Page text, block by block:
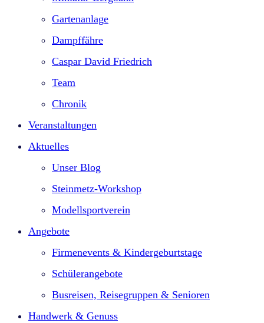
Gartenanlage
Dampffähre
Caspar David Friedrich
Team
Chronik
Veranstaltungen
Aktuelles
Unser Blog
Steinmetz-Workshop
Modellsportverein
Angebote
Firmenevents & Kindergeburtstage​
Schülerangebote
Busreisen, Reisegruppen & Senioren
Handwerk & Genuss